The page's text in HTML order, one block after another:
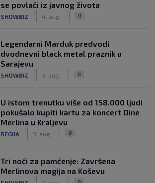
se povlači iz javnog života
SHOWBIZ 4. aug. 0
Legendarni Marduk predvodi
dvodnevni black metal praznik u
Sarajevu
SHOWBIZ 3. aug. 0
U istom trenutku više od 158.000 ljudi
pokušalo kupiti kartu za koncert Dine
Merlina u Kraljevu
REGIJA 3. aug. 0
Tri noći za pamćenje: Završena
Merlinova magija na Koševu
0